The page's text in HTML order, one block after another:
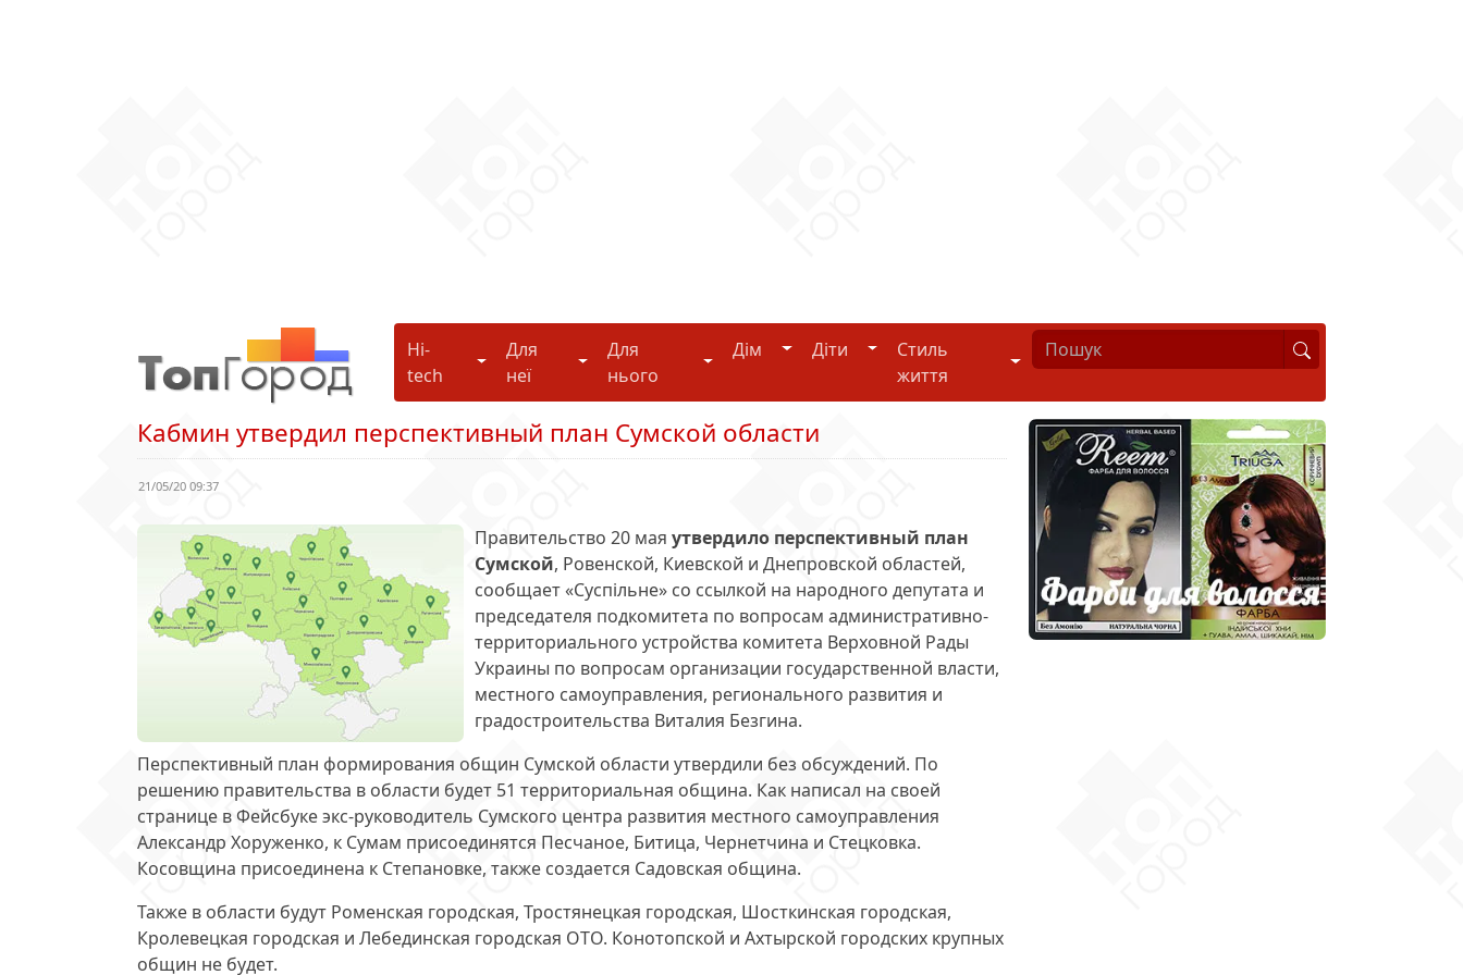
Hi-
tech
Hi-tech
Для
неї
Для неї
Для
нього
Для нього
Дім Дім Діти ДітиСтиль
життя
Стиль життя
Кабмин утвердил перспективный план Сумской области
21/05/20 09:37
Правительство 20 мая утвердило перспективный план
Сумской, Ровенской, Киевской и Днепровской областей,
сообщает «Суспільне» со ссылкой на народного депутата и
председателя подкомитета по вопросам административно-
территориального устройства комитета Верховной Рады
Украины по вопросам организации государственной власти,
местного самоуправления, регионального развития и
градостроительства Виталия Безгина.
Перспективный план формирования общин Сумской области утвердили без обсуждений. По
решению правительства в области будет 51 территориальная община. Как написал на своей
странице в Фейсбуке экс-руководитель Сумского центра развития местного самоуправления
Александр Хоруженко, к Сумам присоединятся Песчаное, Битица, Чернетчина и Стецковка.
Косовщина присоединена к Степановке, также создается Садовская община.
Также в области будут Роменская городская, Тростянецкая городская, Шосткинская городская,
Кролевецкая городская и Лебединская городская ОТО. Конотопской и Ахтырской городских крупных
общин не будет.